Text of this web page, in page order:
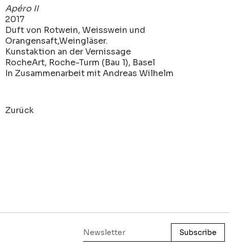
Apéro II
2017
Duft von Rotwein, Weisswein und
Orangensaft,Weingläser.
Kunstaktion an der Vernissage
RocheArt, Roche-Turm (Bau 1), Basel
In Zusammenarbeit mit Andreas Wilhelm
Zurück